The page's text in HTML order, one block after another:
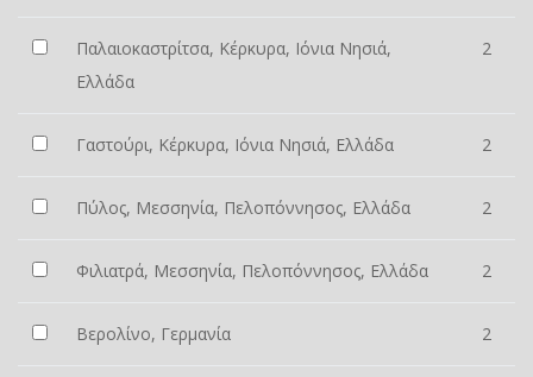
Παλαιοκαστρίτσα, Κέρκυρα, Ιόνια Νησιά,
Ελλάδα
2
Γαστούρι, Κέρκυρα, Ιόνια Νησιά, Ελλάδα 2
Πύλος, Μεσσηνία, Πελοπόννησος, Ελλάδα 2
Φιλιατρά, Μεσσηνία, Πελοπόννησος, Ελλάδα 2
Βερολίνο, Γερμανία 2